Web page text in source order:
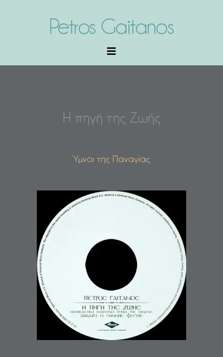
Petros Gaitanos
Η πηγή της Ζωής
Ύμνοι της Παναγίας